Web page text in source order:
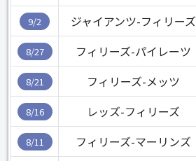
9/2 ジャイアンツ-フィリーズ
8/27 フィリーズ-パイレーツ
8/21 フィリーズ-メッツ
8/16 レッズ-フィリーズ
8/11 フィリーズ-マーリンズ